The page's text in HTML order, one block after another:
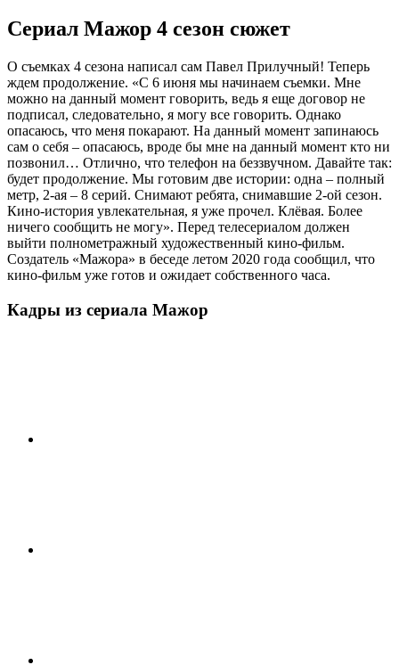
Сериал Мажор 4 сезон сюжет
О съемках 4 сезона написал сам Павел Прилучный! Теперь
ждем продолжение. «С 6 июня мы начинаем съемки. Мне
можно на данный момент говорить, ведь я еще договор не
подписал, следовательно, я могу все говорить. Однако
опасаюсь, что меня покарают. На данный момент запинаюсь
сам о себя – опасаюсь, вроде бы мне на данный момент кто ни
позвонил… Отлично, что телефон на беззвучном. Давайте так:
будет продолжение. Мы готовим две истории: одна – полный
метр, 2-ая – 8 серий. Снимают ребята, снимавшие 2-ой сезон.
Кино-история увлекательная, я уже прочел. Клёвая. Более
ничего сообщить не могу». Перед телесериалом должен
выйти полнометражный художественный кино-фильм.
Создатель «Мажора» в беседе летом 2020 года сообщил, что
кино-фильм уже готов и ожидает собственного часа.
Кадры из сериала Мажор